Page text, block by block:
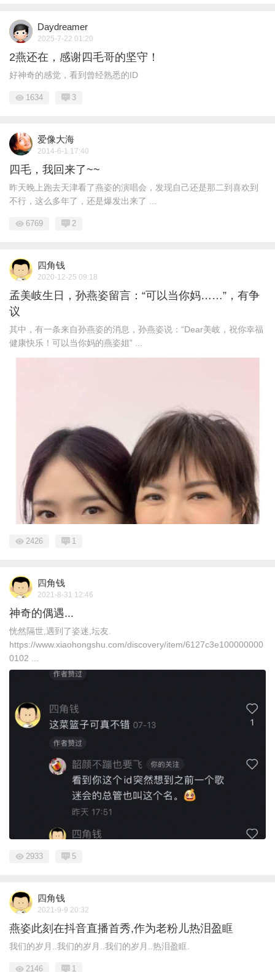
Daydreamer
2025-7-22 01:20
2燕还在，感谢四毛哥的坚守！
好神奇的感觉，看到曾经熟悉的ID
1634 3
爱像大海
2014-6-1 17:40
四毛，我回来了~~
昨天晚上跑去天津看了燕姿的演唱会，发现自己还是那二到喜欢到
不行，这么多年了，还是爆发出来了 ...
6769 2
四角钱
2020-12-25 09:18
孟美岐生日，孙燕姿留言：“可以当你妈……”，有争
议
其中，有一条来自孙燕姿的消息，孙燕姿说：“Dear美岐，祝你幸福
健康快乐！可以当你妈的燕姿姐” ...
2426 1
四角钱
2021-8-31 12:46
神奇的偶遇...
恍然隔世,遇到了姿迷,坛友.
https://www.xiaohongshu.com/discovery/item/6127c3e100000000
0102 ...
2933 5
四角钱
2021-9-9 20:32
燕姿此刻在抖音直播首秀,作为老粉儿热泪盈眶
我们的岁月..我们的岁月..我们的岁月..热泪盈眶.
2146 1